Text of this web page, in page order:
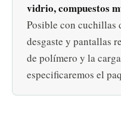
vidrio, compuestos
Posible con cuchillas
desgaste y pantallas
de polímero y la
especificaremos el